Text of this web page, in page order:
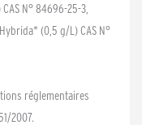
N° 84696-25-3,
(0,5 g/L) CAS N°
réglementaires
2007.